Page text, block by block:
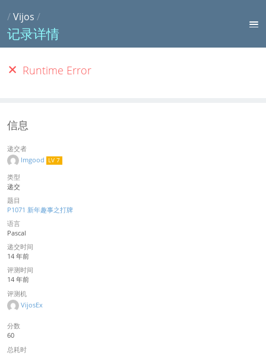
/Vijos /
记录详情
Runtime Error
信息
递交者
lmgood
LV 7
类型
递交
题目
P1071 新年趣事之打牌
语言
Pascal
递交时间
14 年前
评测时间
14 年前
评测机
VijosEx
分数
60
总耗时